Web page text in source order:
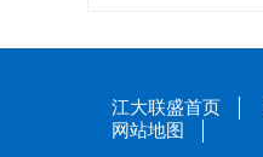
江大联盛首页
网站地图